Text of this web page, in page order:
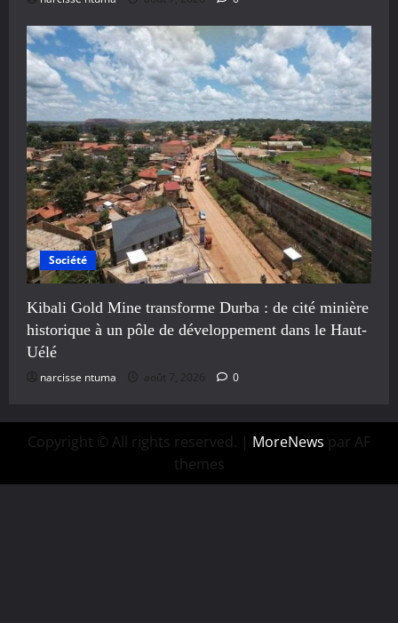
Société
Kibali Gold Mine transforme Durba : de cité minière
historique à un pôle de développement dans le Haut-
Uélé
narcisse ntuma août 7, 2026 0
Copyright © All rights reserved. | MoreNews par AF
themes